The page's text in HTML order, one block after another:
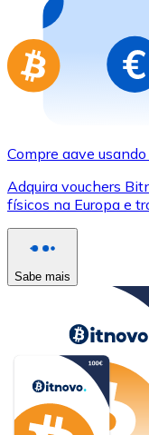
Ir para a loja de
Compre aave
Adquira vouchers
físicos na Europa e
Sabe mais